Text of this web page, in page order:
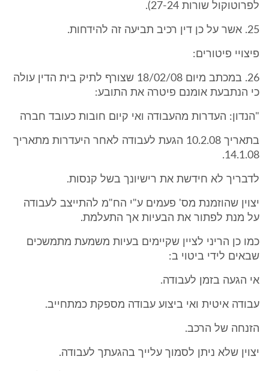
לפרוטוקול שורות 27-24).
25. אשר על כן דין רכיב תביעה זה להידחות.
פיצויי פיטורים:
26. במכתב מיום 18/02/08 שצורף לתיק בית הדין עולה
כי הנתבעת אומנם פיטרה את התובע:
"הנדון: העדרות מהעבודה ואי קיום חובות כעובד חברה
בתאריך 10.2.08 הגעת לעבודה לאחר היעדרות מתאריך
14.1.08.
לדבריך לא חידשת את רישיונך בשל קנסות.
יצוין שהוזמנת מס' פעמים ע"י הח"מ להתייצב לעבודה
על מנת לפתור את הבעיות אך התעלמת.
כמו כן הריני לציין שקיימים בעיות משמעת מתמשכים
שבאים לידי ביטוי ב:
אי הגעה בזמן לעבודה.
עבודה איטית ואי ביצוע עבודה מספקת כמתחייב.
הזנחה של הרכב.
יצוין שלא ניתן לסמוך עלייך בהגעתך לעבודה.